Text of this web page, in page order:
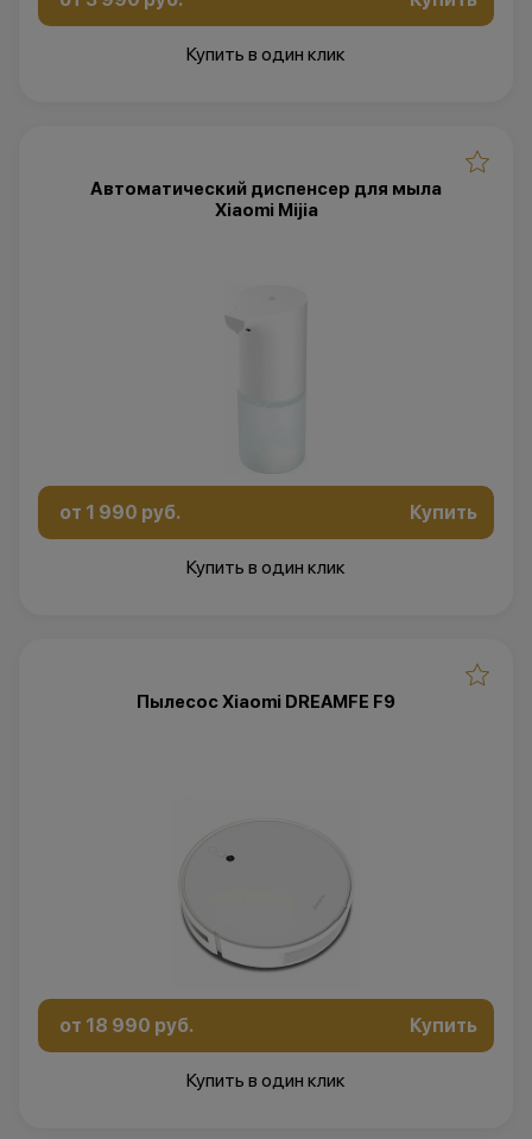
Купить в один клик
Автоматический диспенсер для мыла
Xiaomi Mijia
от 1 990 руб. Купить
Купить в один клик
Пылесос Xiaomi DREAMFE F9
от 18 990 руб. Купить
Купить в один клик